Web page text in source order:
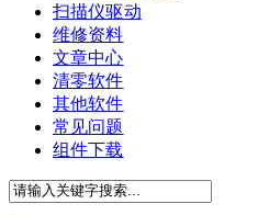
扫描仪驱动
维修资料
文章中心
清零软件
其他软件
常见问题
组件下载